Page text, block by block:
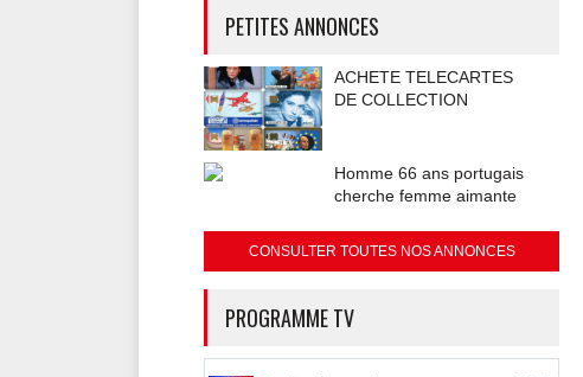
PETITES ANNONCES
ACHETE TELECARTES
DE COLLECTION
Homme 66 ans portugais
cherche femme aimante
CONSULTER TOUTES NOS ANNONCES
PROGRAMME TV